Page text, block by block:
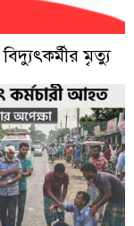
মৃত্যু